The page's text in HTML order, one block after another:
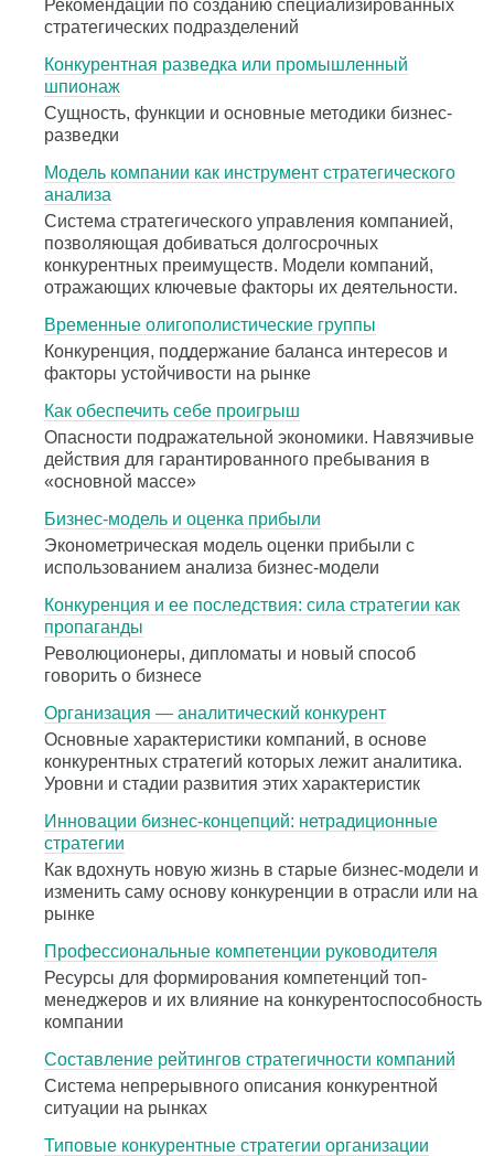
Рекомендации по созданию специализированных
стратегических подразделений
Конкурентная разведка или промышленный
шпионаж
Сущность, функции и основные методики бизнес-
разведки
Модель компании как инструмент стратегического
анализа
Система стратегического управления компанией,
позволяющая добиваться долгосрочных
конкурентных преимуществ. Модели компаний,
отражающих ключевые факторы их деятельности.
Временные олигополистические группы
Конкуренция, поддержание баланса интересов и
факторы устойчивости на рынке
Как обеспечить себе проигрыш
Опасности подражательной экономики. Навязчивые
действия для гарантированного пребывания в
«основной массе»
Бизнес-модель и оценка прибыли
Эконометрическая модель оценки прибыли с
использованием анализа бизнес-модели
Конкуренция и ее последствия: сила стратегии как
пропаганды
Революционеры, дипломаты и новый способ
говорить о бизнесе
Организация — аналитический конкурент
Основные характеристики компаний, в основе
конкурентных стратегий которых лежит аналитика.
Уровни и стадии развития этих характеристик
Инновации бизнес-концепций: нетрадиционные
стратегии
Как вдохнуть новую жизнь в старые бизнес-модели и
изменить саму основу конкуренции в отрасли или на
рынке
Профессиональные компетенции руководителя
Ресурсы для формирования компетенций топ-
менеджеров и их влияние на конкурентоспособность
компании
Составление рейтингов стратегичности компаний
Система непрерывного описания конкурентной
ситуации на рынках
Типовые конкурентные стратегии организации